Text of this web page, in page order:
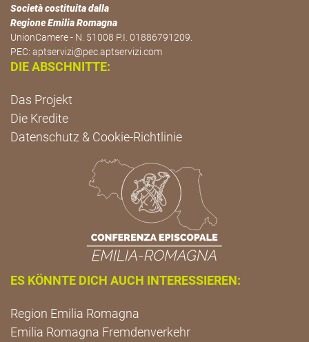
Società costituita dalla
Regione Emilia Romagna
UnionCamere - N. 51008 P.I. 01886791209.
PEC: aptservizi@pec.aptservizi.com
DIE ABSCHNITTE:
Das Projekt
Die Kredite
Datenschutz & Cookie-Richtlinie
ES KÖNNTE DICH AUCH INTERESSIEREN:
Region Emilia Romagna
Emilia Romagna Fremdenverkehr